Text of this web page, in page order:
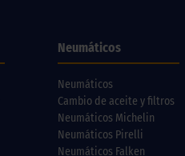
Neumáticos
Neumáticos
Cambio de aceite y filtros
Neumáticos Michelin
Neumáticos Pirelli
Neumáticos Falken